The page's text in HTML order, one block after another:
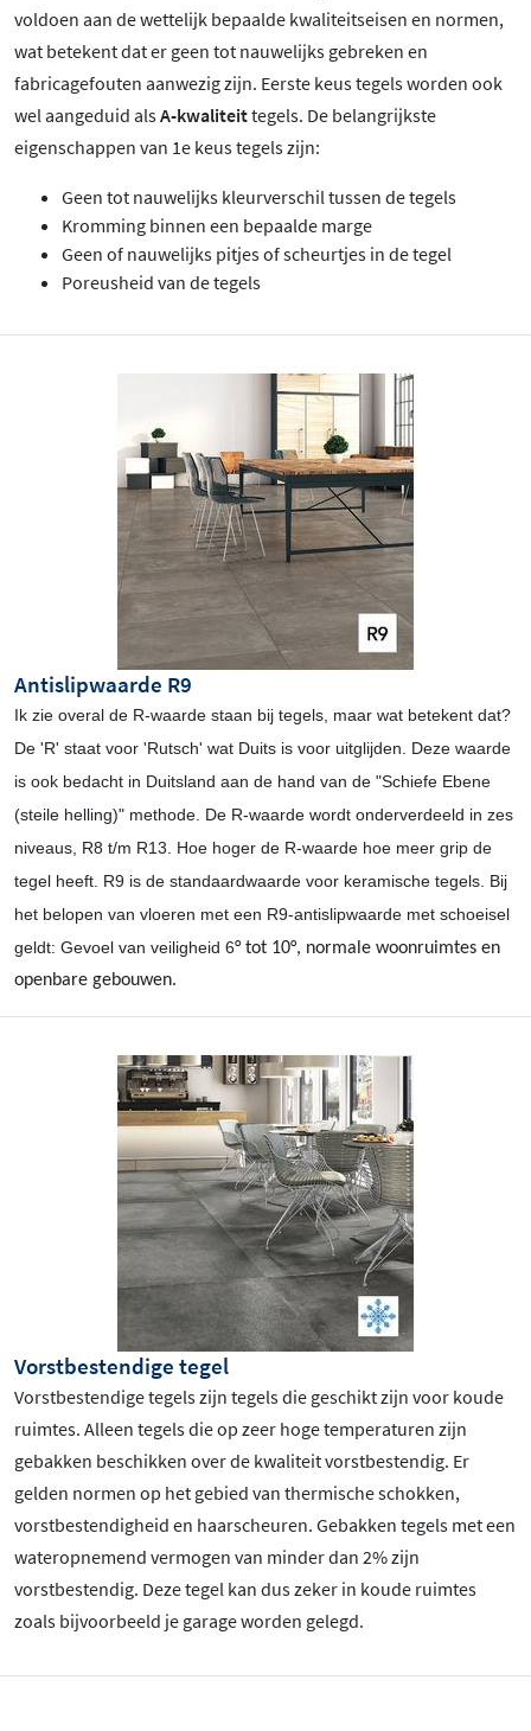
voldoen aan de wettelijk bepaalde kwaliteitseisen en normen,
wat betekent dat er geen tot nauwelijks gebreken en
fabricagefouten aanwezig zijn. Eerste keus tegels worden ook
wel aangeduid alsA-kwaliteittegels. De belangrijkste
eigenschappen van 1e keus tegels zijn:
Geen tot nauwelijks kleurverschil tussen de tegels
Kromming binnen een bepaalde marge
Geen of nauwelijks pitjes of scheurtjes in de tegel
Poreusheid van de tegels
Antislipwaarde R9
Ik zie overal de R-waarde staan bij tegels, maar wat betekent dat?
De 'R' staat voor 'Rutsch' wat Duits is voor uitglijden. Deze waarde
is ook bedacht in Duitsland aan de hand van de "Schiefe Ebene
(steile helling)" methode. De R-waarde wordt onderverdeeld in zes
niveaus, R8 t/m R13. Hoe hoger de R-waarde hoe meer grip de
tegel heeft. R9 is de standaardwaarde voor keramische tegels. Bij
het belopen van vloeren met een R9-antislipwaarde met schoeisel
geldt: Gevoel van veiligheid 6° tot 10°, normale woonruimtes en
openbare gebouwen.
Vorstbestendige tegel
Vorstbestendige tegels zijn tegels die geschikt zijn voor koude
ruimtes. Alleen tegels die op zeer hoge temperaturen zijn
gebakken beschikken over de kwaliteit vorstbestendig. Er
gelden normen op het gebied van thermische schokken,
vorstbestendigheid en haarscheuren. Gebakken tegels met een
wateropnemend vermogen van minder dan 2% zijn
vorstbestendig. Deze tegel kan dus zeker in koude ruimtes
zoals bijvoorbeeld je garage worden gelegd.